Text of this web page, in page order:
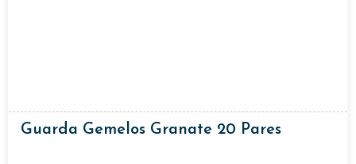
Guarda Gemelos Granate 20 Pares